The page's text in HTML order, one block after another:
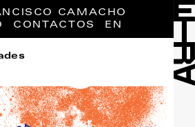
CAMACHO
CONTACTOS EN